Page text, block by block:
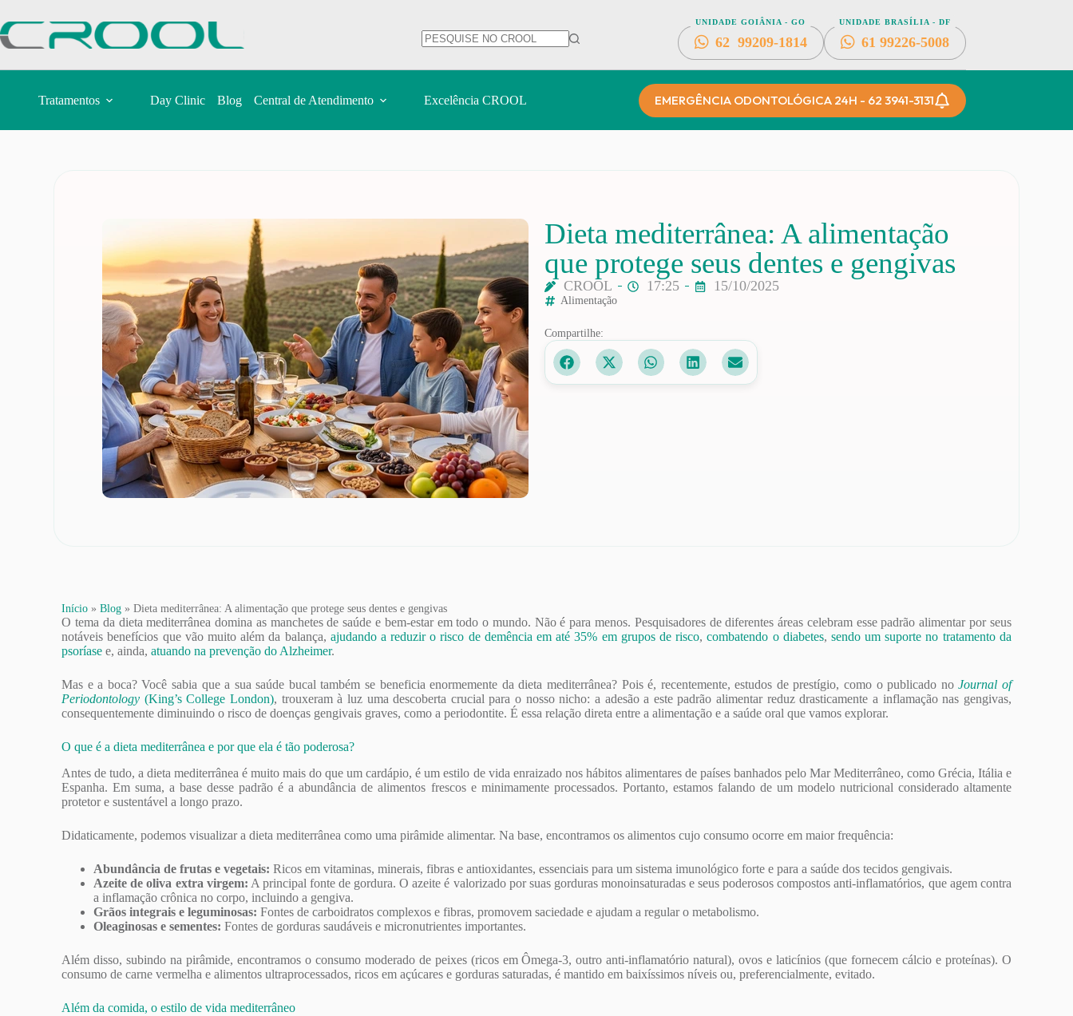
UNIDADE GOIÂNIA - GO
62 99209-1814
UNIDADE BRASÍLIA - DF
61 99226-5008
Tratamentos Day Clinic Blog Central de Atendimento Excelência CROOL EMERGÊNCIA ODONTOLÓGICA 24H - 62 3941-3131
Dieta mediterrânea: A alimentação
que protege seus dentes e gengivas
CROOL 17:25 15/10/2025
Alimentação
Compartilhe:
Início »Blog »Dieta mediterrânea: A alimentação que protege seus dentes e gengivas
O tema da dieta mediterrânea domina as manchetes de saúde e bem-estar em todo o mundo. Não é para menos. Pesquisadores de diferentes áreas celebram esse padrão alimentar por seus
notáveis benefícios que vão muito além da balança, ajudando a reduzir o risco de demência em até 35% em grupos de risco,combatendo o diabetes, sendo um suporte no tratamento da
psoríase e, ainda,atuando na prevenção do Alzheimer.
Mas e a boca? Você sabia que a sua saúde bucal também se beneficia enormemente da dieta mediterrânea? Pois é, recentemente, estudos de prestígio, como o publicado no Journal of
Periodontology (King’s College London), trouxeram à luz uma descoberta crucial para o nosso nicho: a adesão a este padrão alimentar reduz drasticamente a inflamação nas gengivas,
consequentemente diminuindo o risco de doenças gengivais graves, como a periodontite. É essa relação direta entre a alimentação e a saúde oral que vamos explorar.
O que é a dieta mediterrânea e por que ela é tão poderosa?
Antes de tudo, a dieta mediterrânea é muito mais do que um cardápio, é um estilo de vida enraizado nos hábitos alimentares de países banhados pelo Mar Mediterrâneo, como Grécia, Itália e
Espanha. Em suma, a base desse padrão é a abundância de alimentos frescos e minimamente processados. Portanto, estamos falando de um modelo nutricional considerado altamente
protetor e sustentável a longo prazo.
Didaticamente, podemos visualizar a dieta mediterrânea como uma pirâmide alimentar. Na base, encontramos os alimentos cujo consumo ocorre em maior frequência:
Abundância de frutas e vegetais: Ricos em vitaminas, minerais, fibras e antioxidantes, essenciais para um sistema imunológico forte e para a saúde dos tecidos gengivais.
Azeite de oliva extra virgem: A principal fonte de gordura. O azeite é valorizado por suas gorduras monoinsaturadas e seus poderosos compostos anti-inflamatórios, que agem contra
a inflamação crônica no corpo, incluindo a gengiva.
Grãos integrais e leguminosas: Fontes de carboidratos complexos e fibras, promovem saciedade e ajudam a regular o metabolismo.
Oleaginosas e sementes: Fontes de gorduras saudáveis e micronutrientes importantes.
Além disso, subindo na pirâmide, encontramos o consumo moderado de peixes (ricos em Ômega-3, outro anti-inflamatório natural), ovos e laticínios (que fornecem cálcio e proteínas). O
consumo de carne vermelha e alimentos ultraprocessados, ricos em açúcares e gorduras saturadas, é mantido em baixíssimos níveis ou, preferencialmente, evitado.
Além da comida, o estilo de vida mediterrâneo